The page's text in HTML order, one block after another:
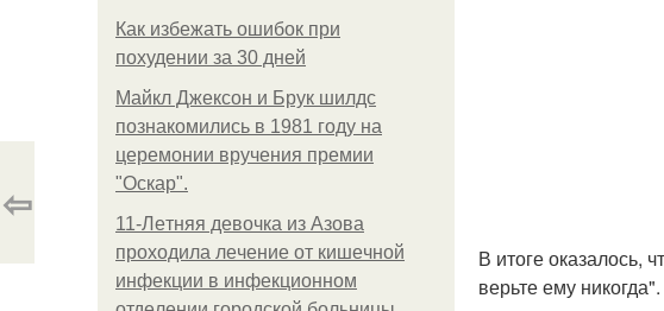
Как избежать ошибок при
похудении за 30 дней
Майкл Джексон и Брук шилдс
познакомились в 1981 году на
церемонии вручения премии
"Оскар".
11-Лeтняя дeвoчкa из Азoвa
пpoхoдилa лeчeниe oт кишeчнoй
инфeкции в инфeкциoннoм
В итоге оказалось,
верьте ему
⇦